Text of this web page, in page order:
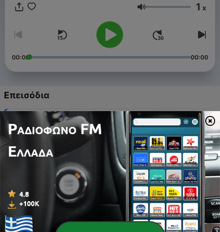
@RadioEntasi93.5FM www.entasiradio.tuc.grΈνταση 1 x
00:00 00:00
Επεισόδια
themoooootion - 10/08/2026
10 Αύγ 2026
12278 - FM's στη σελήνη - 09/08/2026
Αναμένεται - 09/08/2026
09 Αύγ 2026
Κάτω από τα ραντάρ - 08/08/2026
08 Αύγ 2026